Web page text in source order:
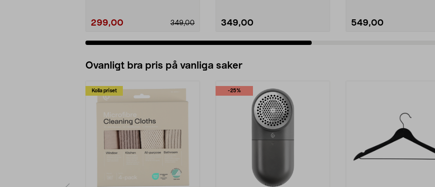
299,00 349,00 349,00 549,00
Ovanligt bra pris på vanliga saker
Kolla priset -25%